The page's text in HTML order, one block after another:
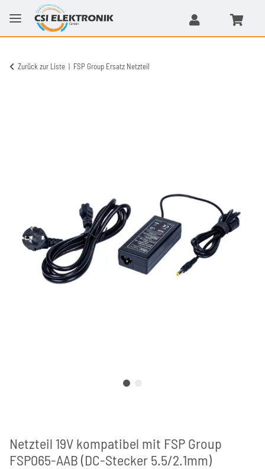
Zurück zur Liste FSP Group Ersatz Netzteil
Netzteil 19V kompatibel mit FSP Group
FSP065-AAB (DC-Stecker 5.5/2.1mm)